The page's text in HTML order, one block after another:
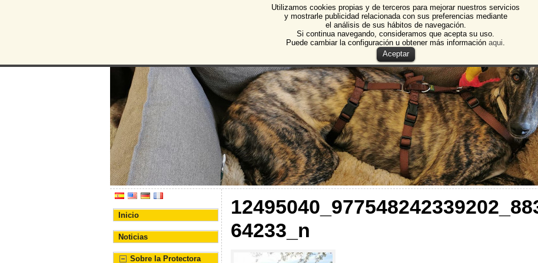
Protectora de Animales de Burgos
Asociación Protectora de Animales y Plantas de Burgos
Inicio
Noticias
Sobre la Protectora
64233_n
Utilizamos cookies propias y de terceros para mejorar nuestros servicios
y mostrarle publicidad relacionada con sus preferencias mediante
el análisis de sus hábitos de navegación.
Si continua navegando, consideramos que acepta su uso.
Puede cambiar la configuración u obtener más información aqui.
Aceptar